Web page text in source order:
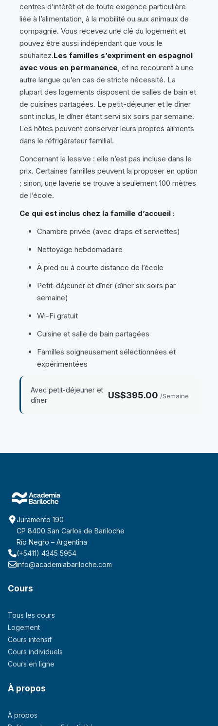
centres d’intérêt et de toute exigence particulière
liée à l’alimentation, à la mobilité ou aux animaux de
compagnie. Vous recevez une clé du logement et
pouvez être aussi indépendant que vous le
souhaitez.Les familles s’expriment en espagnol
avec vous en permanence, et ne recourent à une
autre langue qu’en cas de stricte nécessité. La
plupart des logements disposent de salles de bain et
de cuisines partagées. Le petit-déjeuner et le dîner
sont inclus, le dîner étant servi six soirs par semaine.
Les hôtes peuvent conserver leurs propres aliments
dans le réfrigérateur familial.
Concernant la lessive : elle n’est pas incluse dans le
prix. Certaines familles peuvent la proposer en option
; sinon, une laverie se trouve à seulement 100 mètres
de l’école.
Ce qui est inclus chez la famille d’accueil :
Chambre privée (avec draps et serviettes)
Nettoyage hebdomadaire
À pied ou à courte distance de l’école
Petit-déjeuner et dîner (dîner six soirs par
semaine)
Wi-Fi gratuit
Cuisine et salle de bain partagées
Familles soigneusement sélectionnées et
expérimentées
Avec petit-déjeuner et
dîner
US$395.00 /Semaine
Juramento 190
CP 8400 San Carlos de Bariloche
Río Negro – Argentina
(+5411) 4345 5954
info@academiabariloche.com
Cours
Tous les cours
Logement
Cours intensif
Cours individuels
Cours en ligne
À propos
À propos